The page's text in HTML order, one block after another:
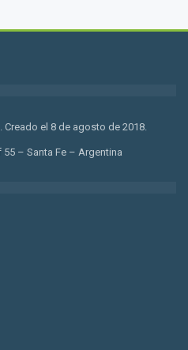
el 8 de agosto de 2018.
55 – Santa Fe – Argentina